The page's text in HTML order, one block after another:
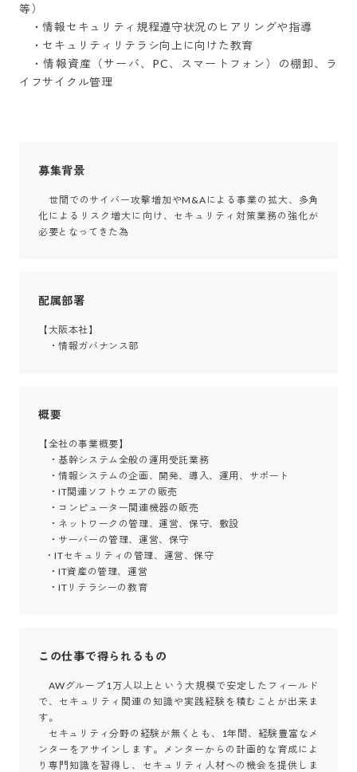
等）
・情報セキュリティ規程遵守状況のヒアリングや指導
・セキュリティリテラシ向上に向けた教育
・情報資産（サーバ、PC、スマートフォン）の棚卸、ラ
イフサイクル管理
募集背景
世間でのサイバー攻撃増加やM&Aによる事業の拡大、多角
化によるリスク増大に向け、セキュリティ対策業務の強化が
必要となってきた為
配属部署
【大阪本社】
・情報ガバナンス部
概要
【全社の事業概要】
・基幹システム全般の運用受託業務
・情報システムの企画、開発、導入、運用、サポート
・IT関連ソフトウエアの販売
・コンピューター関連機器の販売
・ネットワークの管理、運営、保守、敷設
・サーバーの管理、運営、保守
・IT資産の管理、運営
・ITリテラシーの教育
この仕事で得られるもの
AWグループ1万人以上という大規模で安定したフィールド
で、セキュリティ関連の知識や実践経験を積むことが出来ま
す。
セキュリティ分野の経験が無くとも、1年間、経験豊富なメ
ンターをアサインします。メンターからの計画的な育成によ
り専門知識を習得し、セキュリティ人材への機会を提供しま